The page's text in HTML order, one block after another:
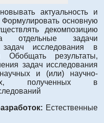
актуальность и
основную
декомпозицию
отдельные задачи
исследования в
Обобщать результаты,
задач исследования
и (или) научно-
полученных в
Естественные